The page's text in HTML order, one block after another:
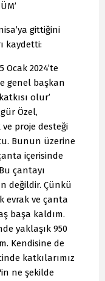
gittiğini
kaydetti:
2024’te
genel başkan
olur’
Özel,
proje desteği
Bunun üzerine
içerisinde
çantayı
değildir. Çünkü
evrak ve çanta
başa kaldım.
yaklaşık 950
Kendisine de
katkılarımız
ne şekilde